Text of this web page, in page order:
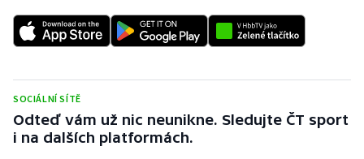
SOCIÁLNÍ SÍTĚ
Odteď vám už nic neunikne. Sledujte ČT sport
i na dalších platformách.